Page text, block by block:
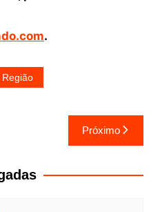
.
Próximo